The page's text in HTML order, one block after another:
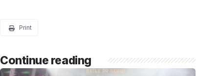
Print
Continue reading